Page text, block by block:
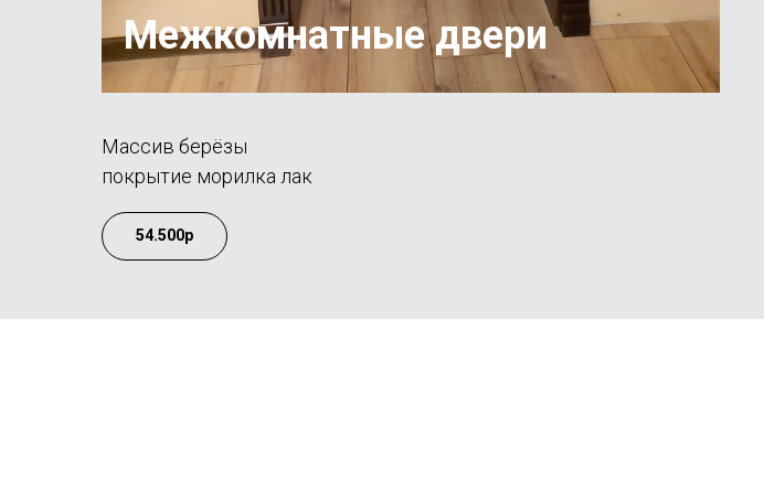
Межкомнатные двери
Массив берёзы
покрытие морилка лак
54.500р